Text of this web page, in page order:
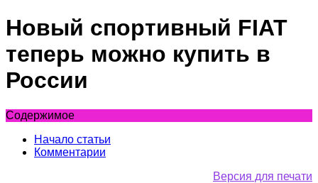
Новый спортивный FIAT
теперь можно купить в
России
Содержимое
Начало статьи
Комментарии
Версия для печати